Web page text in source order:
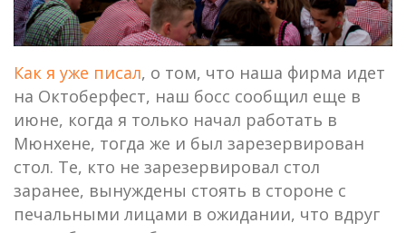
Как я уже писал, о том, что наша фирма идет
на Октоберфест, наш босс сообщил еще в
июне, когда я только начал работать в
Мюнхене, тогда же и был зарезервирован
стол. Те, кто не зарезервировал стол
заранее, вынуждены стоять в стороне с
печальными лицами в ожидании, что вдруг